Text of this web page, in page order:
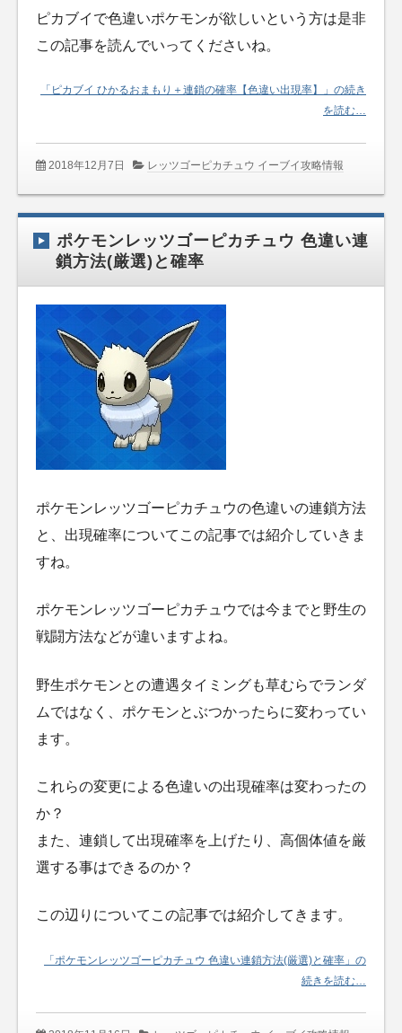
ピカブイで色違いポケモンが欲しいという方は是非
この記事を読んでいってくださいね。
「ピカブイ ひかるおまもり＋連鎖の確率【色違い出現率】」の続き
を読む…
2018年12月7日 レッツゴーピカチュウ イーブイ攻略情報
ポケモンレッツゴーピカチュウ 色違い連
鎖方法(厳選)と確率
ポケモンレッツゴーピカチュウの色違いの連鎖方法
と、出現確率についてこの記事では紹介していきま
すね。
ポケモンレッツゴーピカチュウでは今までと野生の
戦闘方法などが違いますよね。
野生ポケモンとの遭遇タイミングも草むらでランダ
ムではなく、ポケモンとぶつかったらに変わってい
ます。
これらの変更による色違いの出現確率は変わったの
か？
また、連鎖して出現確率を上げたり、高個体値を厳
選する事はできるのか？
この辺りについてこの記事では紹介してきます。
「ポケモンレッツゴーピカチュウ 色違い連鎖方法(厳選)と確率」の
続きを読む…